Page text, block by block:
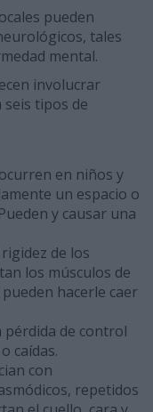
pueden
tales
mental.
involucrar
seis tipos de
en niños y
un espacio o
y causar una
de los
los músculos de
hacerle caer
pérdida de control
caídas.
con
repetidos